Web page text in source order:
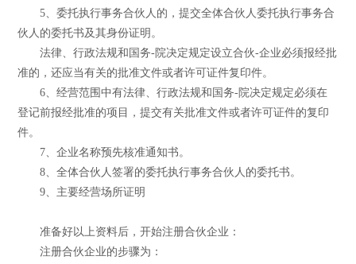
5、委托执行事务合伙人的，提交全体合伙人委托执行事务合
伙人的委托书及其身份证明。
法律、行政法规和国务-院决定规定设立合伙-企业必须报经批
准的，还应当有关的批准文件或者许可证件复印件。
6、经营范围中有法律、行政法规和国务-院决定规定必须在
登记前报经批准的项目，提交有关批准文件或者许可证件的复印
件。
7、企业名称预先核准通知书。
8、全体合伙人签署的委托执行事务合伙人的委托书。
9、主要经营场所证明
准备好以上资料后，开始注册合伙企业：
注册合伙企业的步骤为：